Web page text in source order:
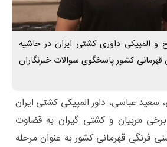
و المپیکی داوری کشتی ایران در حاشیه
کشور پاسخگوی سوالات خبرنگاران
عباسی، داور المپیکی کشتی ایران
برخی مربیان و کشتی گیران به قضاوت
فرنگی قهرمانی کشور به عنوان مرحله